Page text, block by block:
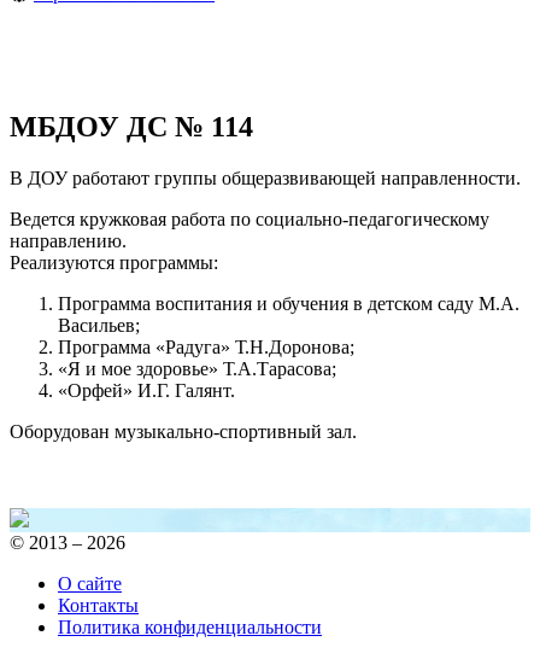
МБДОУ ДС № 114
В ДОУ работают группы общеразвивающей направленности.
Ведется кружковая работа по социально-педагогическому
направлению.
Реализуются программы:
Программа воспитания и обучения в детском саду М.А.
Васильев;
Программа «Радуга» Т.Н.Доронова;
«Я и мое здоровье» Т.А.Тарасова;
«Орфей» И.Г. Галянт.
Оборудован музыкально-спортивный зал.
© 2013 – 2026
О сайте
Контакты
Политика конфиденциальности